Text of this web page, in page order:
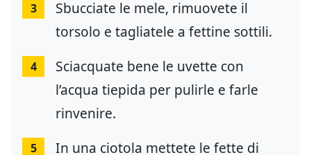
3
Sbucciate le mele, rimuovete il
torsolo e tagliatele a fettine sottili.
4
Sciacquate bene le uvette con
l’acqua tiepida per pulirle e farle
rinvenire.
5
In una ciotola mettete le fette di